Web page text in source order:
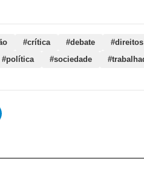
#crítica #debate #direitos
#política #sociedade